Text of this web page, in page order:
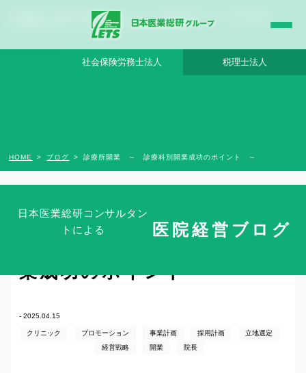
診療所開業 ～ 診療科別開業成功のポイント ～ - 日本医業総研グループ |日本医業総研
｜医院開業・承継・クリニック経営支援・医療モール開発
社会保険労務士法人 税理士法人
日本医業総研コンサルタン
トによる
医院経営ブログ
HOME ブログ 診療所開業 ～ 診療科別開業成功のポイント ～
診療所開業 ～ 診療科別開
業成功のポイント ～
- 2025.04.15
クリニック プロモーション 事業計画 採用計画
立地選定
経営戦略
開業 院長